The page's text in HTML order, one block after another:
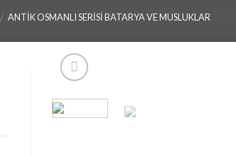
/ ANTIK OSMANLI SERISI BATARYA VE MUSLUKLAR